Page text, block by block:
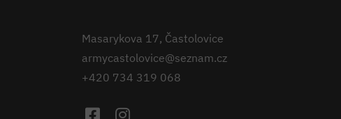
Masarykova 17, Častolovice
armycastolovice@seznam.cz
+420 734 319 068